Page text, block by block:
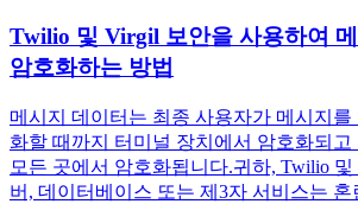
Twilio 및 Virgil 보안을 사용하여
암호화하는 방법
메시지 데이터는 최종 사용자가 메시지를
화할 때까지 터미널 장치에서 암호화되
모든 곳에서 암호화됩니다.귀하, Twilio 및
버, 데이터베이스 또는 제3자 서비스는